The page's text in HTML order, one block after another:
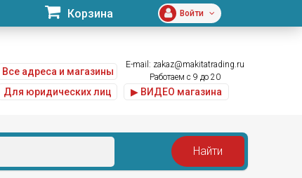
Корзина Войти
Все адреса и магазины
Для юридических лиц
E-mail: zakaz@makitatrading.ru
Работаем с 9 до 20
▶ ВИДЕО магазина